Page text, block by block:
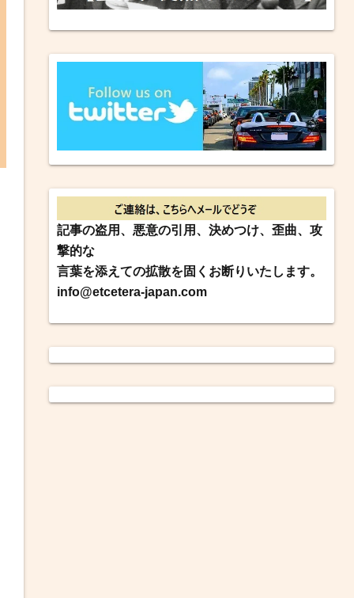
記事の盗用、悪意の引用、決めつけ、歪曲、攻
撃的な
言葉を添えての拡散を固くお断りいたします。
info@etcetera-japan.com